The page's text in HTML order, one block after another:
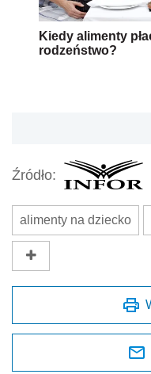
Kiedy alimenty
rodzeństwo?
Źródło:
alimenty na dziecko